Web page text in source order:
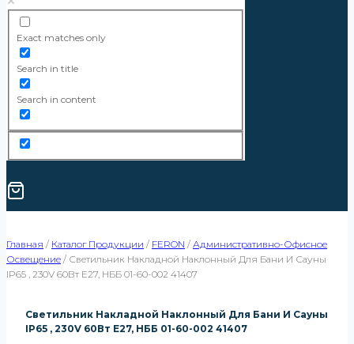
Exact matches only
Search in title
Search in content
Главная / Каталог Продукции / FERON / Административно-Офисное
Освещение / Светильник Накладной Наклонный Для Бани И Сауны
IP65 , 230V 60Вт Е27, НББ 01-60-002 41407
Светильник Накладной Наклонный Для Бани И Сауны
IP65 , 230V 60Вт Е27, НББ 01-60-002 41407